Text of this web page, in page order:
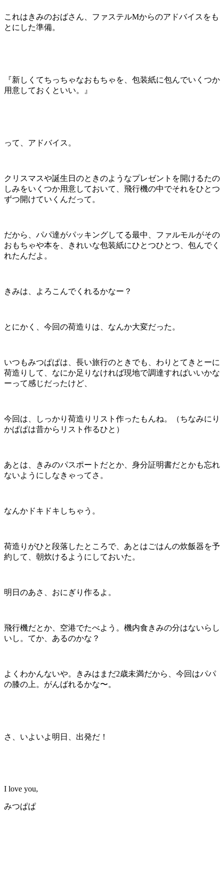
これはきみのおばさん、ファステルMからのアドバイスをも
とにした準備。
『新しくてちっちゃなおもちゃを、包装紙に包んでいくつか
用意しておくといい。』
って、アドバイス。
クリスマスや誕生日のときのようなプレゼントを開けるたの
しみをいくつか用意しておいて、飛行機の中でそれをひとつ
ずつ開けていくんだって。
だから、パパ達がパッキングしてる最中、ファルモルがその
おもちゃや本を、きれいな包装紙にひとつひとつ、包んでく
れたんだよ。
きみは、よろこんでくれるかなー？
とにかく、今回の荷造りは、なんか大変だった。
いつもみつぱぱは、長い旅行のときでも、わりとてきとーに
荷造りして、なにか足りなければ現地で調達すればいいかな
ーって感じだったけど、
今回は、しっかり荷造りリスト作ったもんね。（ちなみにり
かぱぱは昔からリスト作るひと）
あとは、きみのパスポートだとか、身分証明書だとかも忘れ
ないようにしなきゃってさ。
なんかドキドキしちゃう。
荷造りがひと段落したところで、あとはごはんの炊飯器を予
約して、朝炊けるようにしておいた。
明日のあさ、おにぎり作るよ。
飛行機だとか、空港でたべよう。機内食きみの分はないらし
いし。てか、あるのかな？
よくわかんないや。きみはまだ2歳未満だから、今回はパパ
の膝の上。がんばれるかな〜。
さ、いよいよ明日、出発だ！
I love you,
みつぱぱ